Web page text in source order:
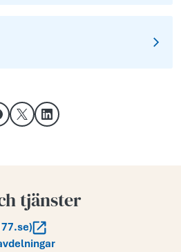
e-post
på Facebook
Dela på XDela på LinkedIn
tjänster